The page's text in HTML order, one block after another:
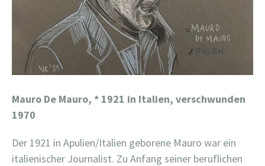
Mauro De Mauro, * 1921 in Italien, verschwunden
1970
Der 1921 in Apulien/Italien geborene Mauro war ein
italienischer Journalist. Zu Anfang seiner beruflichen